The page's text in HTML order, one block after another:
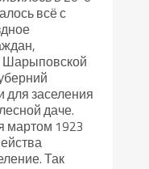
всё с
для заселения
даче.
мартом 1923
Так